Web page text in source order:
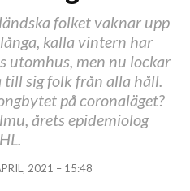
folket vaknar upp
kalla vintern har
men nu lockar
till sig folk från alla håll.
på coronaläget?
årets epidemiolog
2021 – 15:48